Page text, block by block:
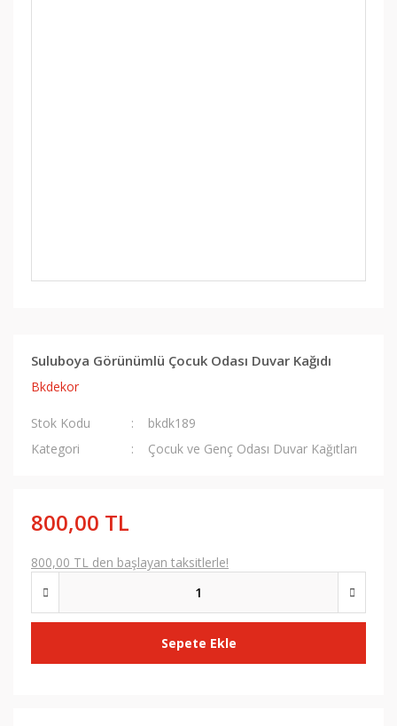
Suluboya Görünümlü Çocuk Odası Duvar Kağıdı
Bkdekor
Stok Kodu
bkdk189
Kategori
Çocuk ve Genç Odası Duvar Kağıtları
800,00 TL
800,00 TL den başlayan taksitlerle!
Sepete Ekle